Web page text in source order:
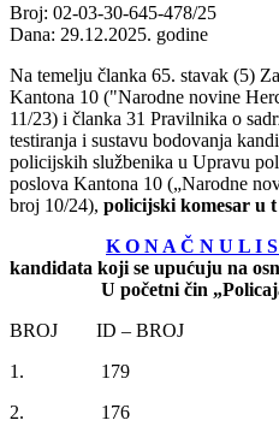
Broj: 02-03-30-645-478/25
Dana: 29.12.2025. godine
Na temelju članka 65. stavak (5)
Kantona 10 ("Narodne novine
11/23) i članka 31 Pravilnika o
testiranja i sustavu bodovanja
policijskih službenika u Upravu
poslova Kantona 10 („Narodne
broj 10/24), policijski komesar u
K O N A Č N U L I
kandidata koji se upućuju na
U početni čin
BROJ ID – BROJ
1. 179
2. 176